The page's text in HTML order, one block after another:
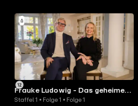
Frauke Ludowig - Das geheime
Leben der Superreichen
Staffel 1 • Folge 1 • Folge 1